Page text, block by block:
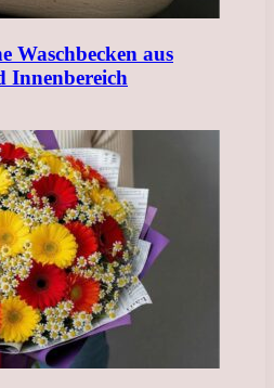
Waschbecken aus
Innenbereich